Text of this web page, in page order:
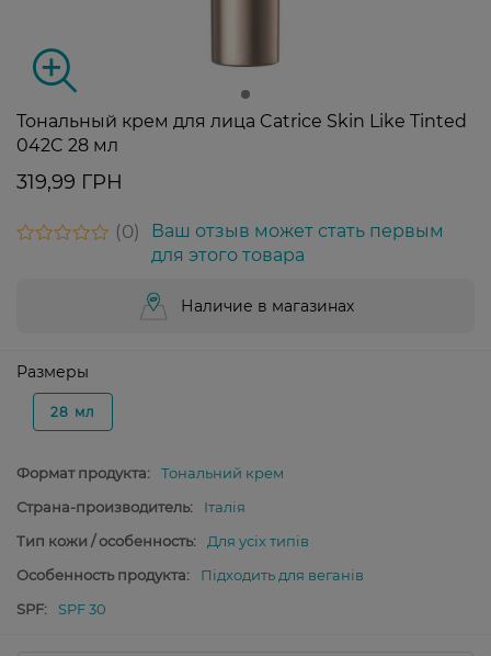
Тональный крем для лица Catrice Skin Like Tinted
042C 28 мл
319,99 ГРН
0
Ваш отзыв может стать первым
для этого товара
Наличие в магазинах
Размеры
28 мл
Формат продукта:
Тональний крем
Страна-производитель:
Італія
Тип кожи / особенность:
Для усіх типів
Особенность продукта:
Підходить для веганів
SPF:
SPF 30